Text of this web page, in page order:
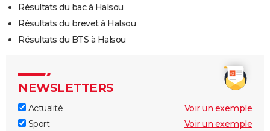
Résultats du bac à Halsou
Résultats du brevet à Halsou
Résultats du BTS à Halsou
NEWSLETTERS
Actualité
Voir un exemple
Sport
Voir un exemple